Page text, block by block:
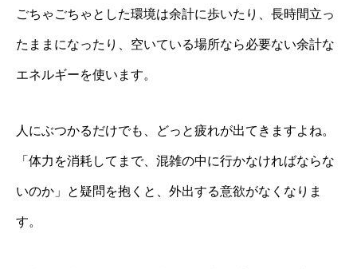
ごちゃごちゃとした環境は余計に歩いたり、長時間立っ
たままになったり、空いている場所なら必要ない余計な
エネルギーを使います。
人にぶつかるだけでも、どっと疲れが出てきますよね。
「体力を消耗してまで、混雑の中に行かなければならな
いのか」と疑問を抱くと、外出する意欲がなくなりま
す。